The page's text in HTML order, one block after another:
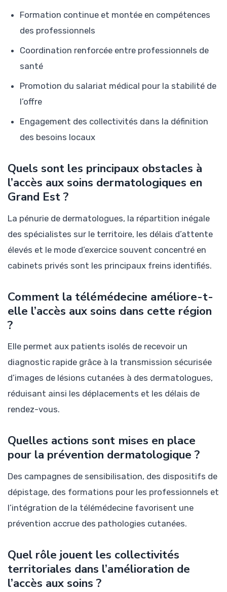
Formation continue et montée en compétences
des professionnels
Coordination renforcée entre professionnels de
santé
Promotion du salariat médical pour la stabilité de
l’offre
Engagement des collectivités dans la définition
des besoins locaux
Quels sont les principaux obstacles à
l’accès aux soins dermatologiques en
Grand Est ?
La pénurie de dermatologues, la répartition inégale
des spécialistes sur le territoire, les délais d’attente
élevés et le mode d’exercice souvent concentré en
cabinets privés sont les principaux freins identifiés.
Comment la télémédecine améliore-t-
elle l’accès aux soins dans cette région
?
Elle permet aux patients isolés de recevoir un
diagnostic rapide grâce à la transmission sécurisée
d’images de lésions cutanées à des dermatologues,
réduisant ainsi les déplacements et les délais de
rendez-vous.
Quelles actions sont mises en place
pour la prévention dermatologique ?
Des campagnes de sensibilisation, des dispositifs de
dépistage, des formations pour les professionnels et
l’intégration de la télémédecine favorisent une
prévention accrue des pathologies cutanées.
Quel rôle jouent les collectivités
territoriales dans l’amélioration de
l’accès aux soins ?